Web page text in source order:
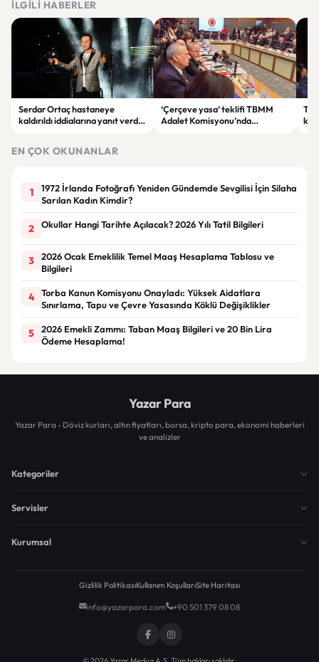
İLGILI HABERLER
Serdar Ortaç hastaneye
kaldırıldı iddialarına yanıt verdi:
‘Çerçeve yasa’ teklifi TBMM
Adalet Komisyonu’nda
EN ÇOK OKUNANLAR
1
1972 İrlanda Fotoğrafı Yeniden Gündemde Sevgilisi İçin Silaha
Sarılan Kadın Kimdir?
2 Okullar Hangi Tarihte Açılacak? 2026 Yılı Tatil Bilgileri
3
2026 Ocak Emeklilik Temel Maaş Hesaplama Tablosu ve
Bilgileri
4
Torba Kanun Komisyonu Onayladı: Yüksek Aidatlara
Sınırlama, Tapu ve Çevre Yasasında Köklü Değişiklikler
5
2026 Emekli Zammı: Taban Maaş Bilgileri ve 20 Bin Lira
Ödeme Hesaplama!
Yazar Para
Yazar Para - Döviz kurları, altın fiyatları, borsa, kripto para, ekonomi haberleri
ve analizler
Kategoriler
Servisler
Kurumsal
Gizlilik PolitikasıKullanım KoşullarıSite Haritası
info@yazarpara.com +90 501 379 08 08